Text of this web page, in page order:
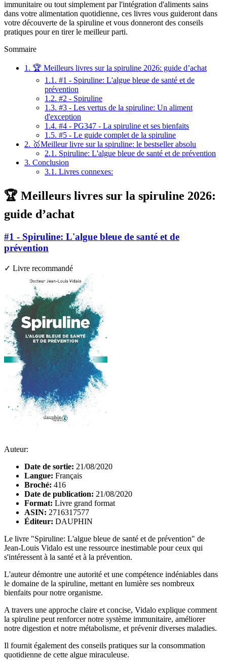
immunitaire ou tout simplement par l'intégration d'aliments sains
dans votre alimentation quotidienne, ces livres vous guideront dans
votre découverte de la spiruline et vous donneront des conseils
pratiques pour en tirer le meilleur parti.
Sommaire
1. 🏆 Meilleurs livres sur la spiruline 2026: guide d’achat
1.1. #1 - Spiruline: L'algue bleue de santé et de
prévention
1.2. #2 - Spiruline
1.3. #3 - Les vertus de la spiruline: Un aliment
d'exception
1.4. #4 - PG347 - La spiruline et ses bienfaits
1.5. #5 - Le guide complet de la spiruline
2. 🥇Meilleur livre sur la spiruline: le bestseller absolu
2.1. Spiruline: L'algue bleue de santé et de prévention
3. Conclusion
3.1. Livres connexes:
🏆 Meilleurs livres sur la spiruline 2026:
guide d’achat
#1 - Spiruline: L'algue bleue de santé et de
prévention
✓ Livre recommandé
Auteur:
Date de sortie: 21/08/2020
Langue: Français
Broché: 416
Date de publication: 21/08/2020
Format: Livre grand format
ASIN: 2716317577
Éditeur: DAUPHIN
Le livre "Spiruline: L'algue bleue de santé et de prévention" de
Jean-Louis Vidalo est une ressource inestimable pour ceux qui
s'intéressent à la santé et à la prévention.
L'auteur démontre une autorité et une compétence indéniables dans
le domaine de la spiruline, mettant en lumière ses nombreux
bienfaits pour notre organisme.
A travers une approche claire et concise, Vidalo explique comment
la spiruline peut renforcer notre système immunitaire, améliorer
notre digestion et notre métabolisme, et prévenir diverses maladies.
Il fournit également des conseils pratiques sur la consommation
quotidienne de cette algue miraculeuse.